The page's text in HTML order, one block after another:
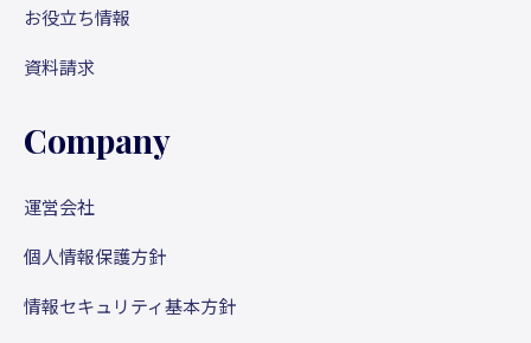
お役立ち情報
資料請求
Company
運営会社
個人情報保護方針
情報セキュリティ基本方針